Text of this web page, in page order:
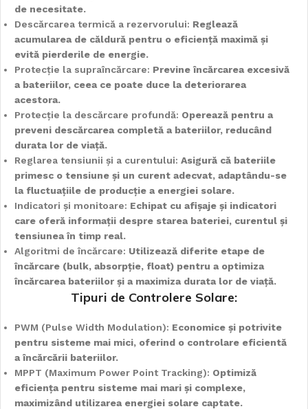
de necesitate.
Descărcarea termică a rezervorului: Reglează
acumularea de căldură pentru o eficiență maximă și
evită pierderile de energie.
Protecție la supraîncărcare: Previne încărcarea excesivă
a bateriilor, ceea ce poate duce la deteriorarea
acestora.
Protecție la descărcare profundă: Operează pentru a
preveni descărcarea completă a bateriilor, reducând
durata lor de viață.
Reglarea tensiunii și a curentului: Asigură că bateriile
primesc o tensiune și un curent adecvat, adaptându-se
la fluctuațiile de producție a energiei solare.
Indicatori și monitoare: Echipat cu afișaje și indicatori
care oferă informații despre starea bateriei, curentul și
tensiunea în timp real.
Algoritmi de încărcare: Utilizează diferite etape de
încărcare (bulk, absorpție, float) pentru a optimiza
încărcarea bateriilor și a maximiza durata lor de viață.
Tipuri de Controlere Solare:
PWM (Pulse Width Modulation): Economice și potrivite
pentru sisteme mai mici, oferind o controlare eficientă
a încărcării bateriilor.
MPPT (Maximum Power Point Tracking): Optimiză
eficiența pentru sisteme mai mari și complexe,
maximizând utilizarea energiei solare captate.